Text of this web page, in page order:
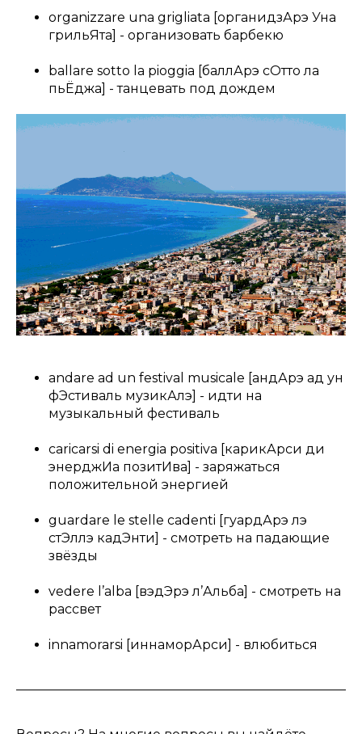
organizzare una grigliata [органидзАрэ Уна
грильЯта] - организовать барбекю
ballare sotto la pioggia [баллАрэ сОтто ла
пьЁджа] - танцевать под дождем
andare ad un festival musicale [андАрэ ад ун
фЭстиваль музикАлэ] - идти на
музыкальный фестиваль
caricarsi di energia positiva [карикАрси ди
энерджИa позитИвa] - заряжаться
положительной энергией
guardare le stelle cadenti [гуардАрэ лэ
стЭллэ кадЭнти] - смотреть на падающие
звёзды
vedere l’alba [вэдЭрэ л’Альба] - смотреть на
рассвет
innamorarsi [иннаморАрси] - влюбиться